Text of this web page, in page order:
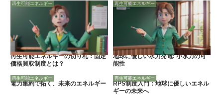
再生可能エネルギー
再生可能エネルギーの切り札：固定
価格買取制度とは？
再生可能エネルギー
地球に優しい水力発電: 小水力の可
能性
再生可能エネルギー
電力集約で拓く、未来のエネルギー
再生可能エネルギー
RPS制度入門：地球に優しいエネル
ギーの未来へ